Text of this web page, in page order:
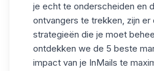
je echt te onderscheiden en
ontvangers te trekken, zijn er
strategieën die je moet
ontdekken we de 5 beste
impact van je InMails te